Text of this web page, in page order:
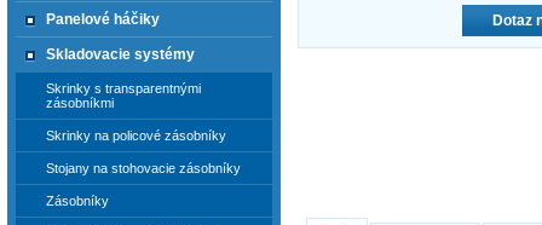
Dotaz
Panelové háčiky
Skladovacie systémy
Skrinky s transparentnými
zásobníkmi
Skrinky na policové zásobníky
Stojany na stohovacie zásobníky
Zásobníky